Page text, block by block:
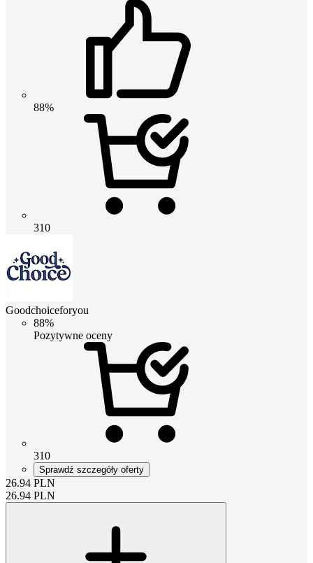
88%
310
Goodchoiceforyou
88%
Pozytywne oceny
310
Sprawdź szczegóły oferty
26.94 PLN
26.94 PLN